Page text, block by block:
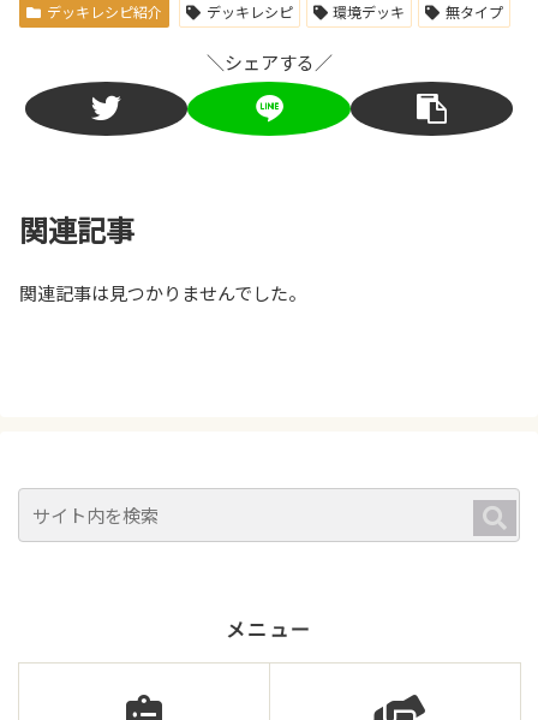
デッキレシピ紹介 デッキレシピ 環境デッキ 無タイプ
＼シェアする／
関連記事
関連記事は見つかりませんでした。
メニュー